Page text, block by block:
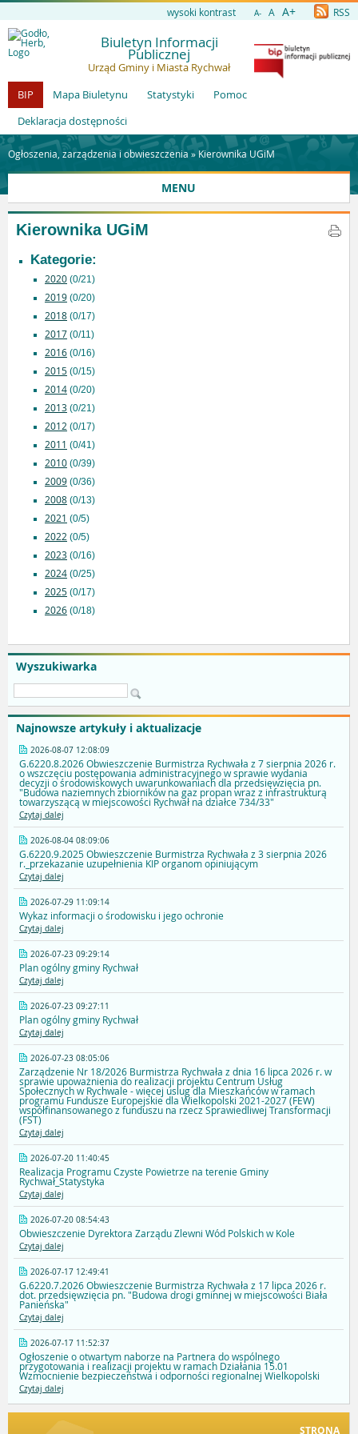
wysoki kontrast A- A A+ RSS
Biuletyn Informacji
Publicznej
Urząd Gminy i Miasta Rychwał
BIP
Mapa Biuletynu Statystyki
Pomoc
Deklaracja dostępności
Ogłoszenia, zarządzenia i obwieszczenia » Kierownika UGiM
MENU
Wyszukiwarka
Najnowsze artykuły i aktualizacje
2026-08-07 12:08:09
G.6220.8.2026 Obwieszczenie Burmistrza Rychwała z 7 sierpnia 2026 r.
o wszczęciu postępowania administracyjnego w sprawie wydania
decyzji o środowiskowych uwarunkowaniach dla przedsięwzięcia pn.
"Budowa naziemnych zbiorników na gaz propan wraz z infrastrukturą
towarzyszącą w miejscowości Rychwał na działce 734/33"
Czytaj dalej
2026-08-04 08:09:06
G.6220.9.2025 Obwieszczenie Burmistrza Rychwała z 3 sierpnia 2026
r._przekazanie uzupełnienia KIP organom opiniującym
Czytaj dalej
2026-07-29 11:09:14
Wykaz informacji o środowisku i jego ochronie
Czytaj dalej
2026-07-23 09:29:14
Plan ogólny gminy Rychwał
Czytaj dalej
2026-07-23 09:27:11
Plan ogólny gminy Rychwał
Czytaj dalej
2026-07-23 08:05:06
Zarządzenie Nr 18/2026 Burmistrza Rychwała z dnia 16 lipca 2026 r. w
sprawie upoważnienia do realizacji projektu Centrum Usług
Społecznych w Rychwale - więcej uslug dla Mieszkańców w ramach
programu Fundusze Europejskie dla Wielkopolski 2021-2027 (FEW)
współfinansowanego z funduszu na rzecz Sprawiedliwej Transformacji
(FST)
Czytaj dalej
2026-07-20 11:40:45
Realizacja Programu Czyste Powietrze na terenie Gminy
Rychwał_Statystyka
Czytaj dalej
2026-07-20 08:54:43
Obwieszczenie Dyrektora Zarządu Zlewni Wód Polskich w Kole
Czytaj dalej
2026-07-17 12:49:41
G.6220.7.2026 Obwieszczenie Burmistrza Rychwała z 17 lipca 2026 r.
dot. przedsięwzięcia pn. "Budowa drogi gminnej w miejscowości Biała
Panieńska"
Czytaj dalej
2026-07-17 11:52:37
Ogłoszenie o otwartym naborze na Partnera do wspólnego
przygotowania i realizacji projektu w ramach Działania 15.01
Wzmocnienie bezpieczeństwa i odporności regionalnej Wielkopolski
Czytaj dalej
STRONA
Kierownika UGiM
Kategorie:
2020 (0/21)
2019 (0/20)
2018 (0/17)
2017 (0/11)
2016 (0/16)
2015 (0/15)
2014 (0/20)
2013 (0/21)
2012 (0/17)
2011 (0/41)
2010 (0/39)
2009 (0/36)
2008 (0/13)
2021 (0/5)
2022 (0/5)
2023 (0/16)
2024 (0/25)
2025 (0/17)
2026 (0/18)